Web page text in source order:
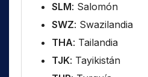
SLM: Salomón
SWZ: Swazilandia
THA: Tailandia
TJK: Tayikistán